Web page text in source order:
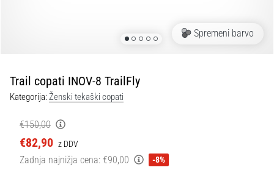
Kaj
sta
kako
izvajamo?
Spremeni barvo
Trail copati INOV-8 TrailFly
Kategorija:Ženski tekaški copati
€150,00
€82,90 z DDV
Zadnja najnižja cena: €90,00 -8%